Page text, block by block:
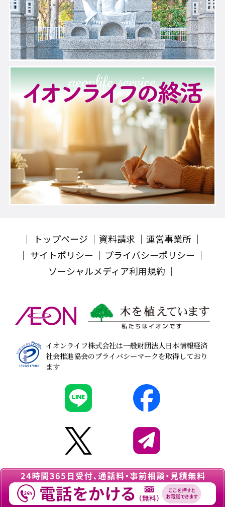
トップページ 資料請求
運営事業所
サイトポリシー
プライバシーポリシー
ソーシャルメディア利用規約
イオンライフ株式会社は一般財団法人日本情報経済
社会推進協会のプライバシーマークを取得しており
ます
© 2026葬儀・家族葬なら『イオンのお葬式』All
rights Reserved